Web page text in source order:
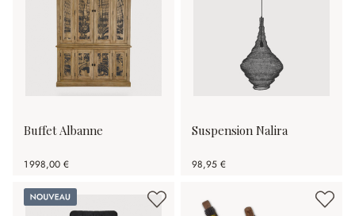
Buffet Albanne
1 998,00 €
Suspension Nalira
98,95 €
Nouveau